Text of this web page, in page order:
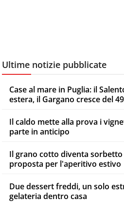
Ultime notizie pubblicate
Case al mare in Puglia: il
estera, il Gargano cresce del
Il caldo mette alla prova i
parte in anticipo
Il grano cotto diventa sorbetto
proposta per l'aperitivo estivo
Due dessert freddi, un solo
gelateria dentro casa